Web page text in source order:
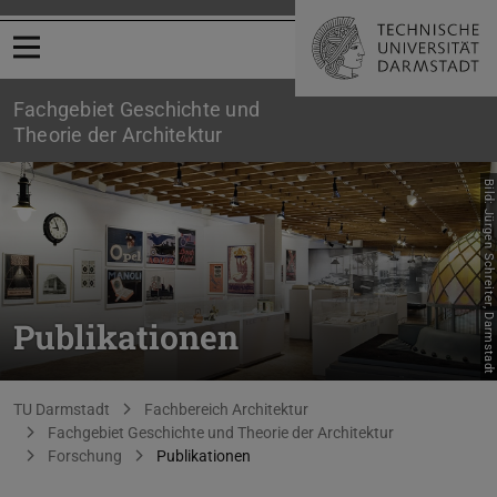
Menü öffnen
Fachgebiet Geschichte und
Theorie der Architektur
Publikationen Bild: Jürgen Schreiter, Darmstadt
Sie befinden sich hier:
TU Darmstadt
Fachbereich Architektur
Fachgebiet Geschichte und Theorie der Architektur
Forschung
Publikationen